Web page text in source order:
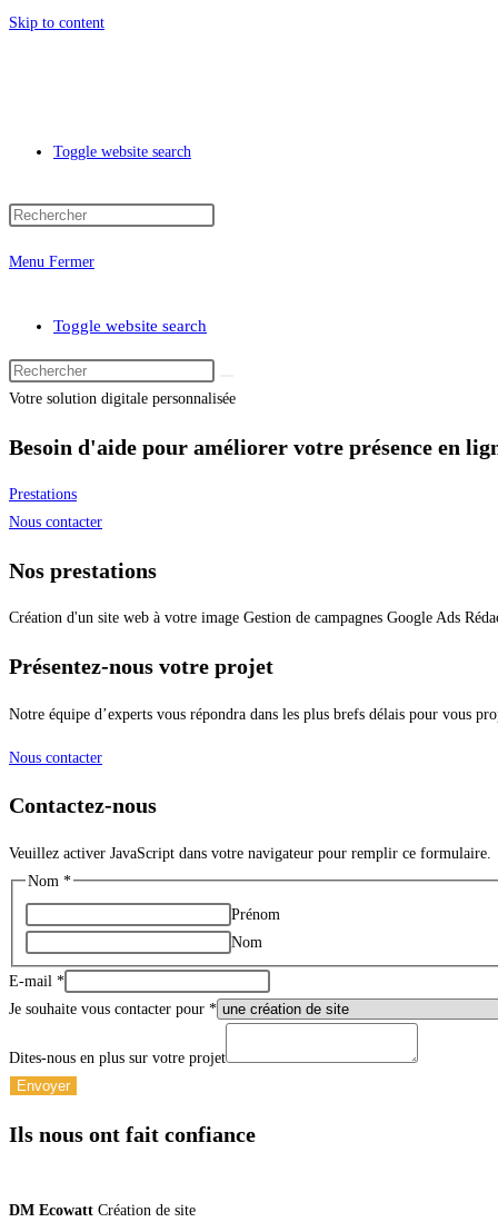
Skip to content
Toggle website search
Menu Fermer
Toggle website search
Votre solution digitale personnalisée
Besoin d'aide pour améliorer votre présence en
Prestations
Nous contacter
Nos prestations
Création d'un site web à votre image Gestion de campagnes Google Ads
Présentez-nous votre projet
Notre équipe d’experts vous répondra dans les plus brefs délais pour vous
Nous contacter
Contactez-nous
Veuillez activer JavaScript dans votre navigateur pour remplir ce formulaire.
Nom *
Prénom
Nom
E-mail *
Je souhaite vous contacter pour *
pour
plus
Dites-nous en plus sur votre projet
Envoyer
Ils nous ont fait confiance
DM Ecowatt Création de site